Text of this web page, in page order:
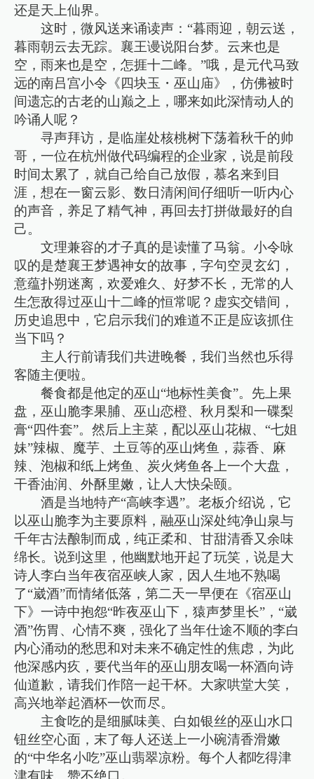
还是天上仙界。
这时，微风送来诵读声：“暮雨迎，朝云送，
暮雨朝云去无踪。襄王谩说阳台梦。云来也是
空，雨来也是空，怎捱十二峰。”哦，是元代马致
远的南吕宫小令《四块玉・巫山庙》，仿佛被时
间遗忘的古老的山巅之上，哪来如此深情动人的
吟诵人呢？
寻声拜访，是临崖处核桃树下荡着秋千的帅
哥，一位在杭州做代码编程的企业家，说是前段
时间太累了，就自己给自己放假，慕名来到目
涯，想在一窗云影、数日清闲间仔细听一听内心
的声音，养足了精气神，再回去打拼做最好的自
己。
文理兼容的才子真的是读懂了马翁。小令咏
叹的是楚襄王梦遇神女的故事，字句空灵玄幻，
意蕴扑朔迷离，欢爱难久、好梦不长，无常的人
生怎敌得过巫山十二峰的恒常呢？虚实交错间，
历史追思中，它启示我们的难道不正是应该抓住
当下吗？
主人行前请我们共进晚餐，我们当然也乐得
客随主便啦。
餐食都是他定的巫山“地标性美食”。先上果
盘，巫山脆李果脯、巫山恋橙、秋月梨和一碟梨
膏“四件套”。然后上主菜，配以巫山花椒、“七姐
妹”辣椒、魔芋、土豆等的巫山烤鱼，蒜香、麻
辣、泡椒和纸上烤鱼、炭火烤鱼各上一个大盘，
干香油润、外酥里嫩，让人大快朵颐。
酒是当地特产“高峡李遇”。老板介绍说，它
以巫山脆李为主要原料，融巫山深处纯净山泉与
千年古法酿制而成，纯正柔和、甘甜清香又余味
绵长。说到这里，他幽默地开起了玩笑，说是大
诗人李白当年夜宿巫峡人家，因人生地不熟喝
了“崴酒”而情绪低落，第二天一早便在《宿巫山
下》一诗中抱怨“昨夜巫山下，猿声梦里长”，“崴
酒”伤胃、心情不爽，强化了当年仕途不顺的李白
内心涌动的愁思和对未来不确定性的焦虑，为此
他深感内疚，要代当年的巫山朋友喝一杯酒向诗
仙道歉，请我们作陪一起干杯。大家哄堂大笑，
高兴地举起酒杯一饮而尽。
主食吃的是细腻味美、白如银丝的巫山水口
钮丝空心面，末了每人还送上一小碗清香滑嫩
的“中华名小吃”巫山翡翠凉粉。每个人都吃得津
津有味、赞不绝口。